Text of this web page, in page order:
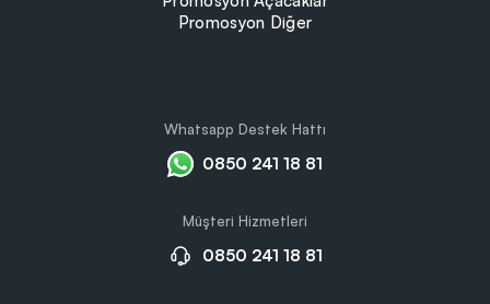
Promosyon Diğer
Whatsapp Destek Hattı
0850 241 18 81
Müşteri Hizmetleri
0850 241 18 81